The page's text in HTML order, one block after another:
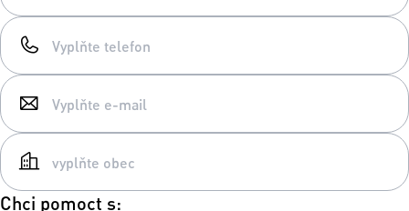
Chci pomoct s: